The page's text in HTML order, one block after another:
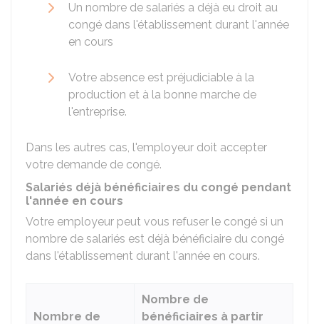
Un nombre de salariés a déjà eu droit au
congé dans l'établissement durant l'année
en cours
Votre absence est préjudiciable à la
production et à la bonne marche de
l'entreprise.
Dans les autres cas, l'employeur doit accepter
votre demande de congé.
Salariés déjà bénéficiaires du congé pendant
l'année en cours
Votre employeur peut vous refuser le congé si un
nombre de salariés est déjà bénéficiaire du congé
dans l'établissement durant l'année en cours.
Nombre de
Nombre de
bénéficiaires à partir